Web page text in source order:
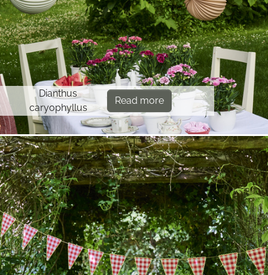
Dianthus
caryophyllus
Read more